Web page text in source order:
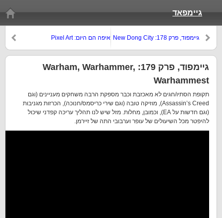
גיימפאד
איפה הם היום: Pixel Art גיימפוד, פרק 178: New Dong City
גיימפוד, פרק 179: Warham, Warhammer,
Warhammest
תקופת הסתיו/חגים לא מאכזבת וכבר מספקת הרבה משחקים מעניינים (וגם
Assassin’s Creed), מוזיקה טובה (וגם שירי כריסמס/חנוכה), הכרזות מגניבות
(וגם חדשות על EA), וכמובן, מחלות. מזל שיש לנו תהליך עריכה קפדני שיכול
להיפטר מכל השיעולים של עופר וערבובי התה של זיירמן.